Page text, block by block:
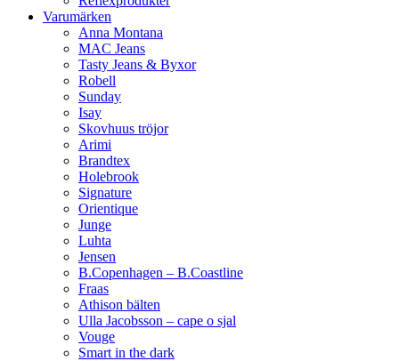
Varumärken
Anna Montana
MAC Jeans
Tasty Jeans & Byxor
Robell
Sunday
Isay
Skovhuus tröjor
Arimi
Brandtex
Holebrook
Signature
Orientique
Junge
Luhta
Jensen
B.Copenhagen – B.Coastline
Fraas
Athison bälten
Ulla Jacobsson – cape o sjal
Vouge
Smart in the dark